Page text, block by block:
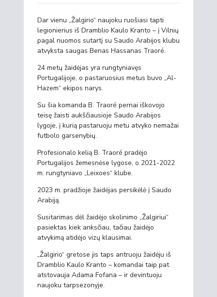
Dar vienu „Žalgirio“ naujoku ruošiasi tapti
legionierius iš Dramblio Kaulo Kranto – į Vilnių
pagal nuomos sutartį su Saudo Arabijos klubu
atvyksta saugas Benas Hassanas Traoré.
24 metų žaidėjas yra rungtyniavęs
Portugalijoje, o pastaruosius metus buvo „Al-
Hazem“ ekipos narys.
Su šia komanda B. Traoré pernai iškovojo
teisę žaisti aukščiausioje Saudo Arabijos
lygoje, į kurią pastaruoju metu atvyko nemažai
futbolo garsenybių.
Profesionalo kelią B. Traoré pradėjo
Portugalijos žemesnėse lygose, o 2021-2022
m. rungtyniavo „Leixoes“ klube.
2023 m. pradžioje žaidėjas persikėlė į Saudo
Arabiją.
Susitarimas dėl žaidėjo skolinimo „Žalgiriui“
pasiektas kiek anksčiau, tačiau žaidėjo
atvykimą atidėjo vizų klausimai.
„Žalgirio“ gretose jis taps antruoju žaidėju iš
Dramblio Kaulo Kranto – komandai taip pat
atstovauja Adama Fofana – ir devintuoju
naujoku tarpsezonyje.